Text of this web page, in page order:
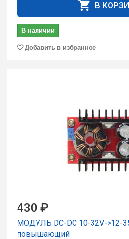
В
В наличии
Добавить в избранное
430 ₽
МОДУЛЬ DC-DC 10-32V->12-
повышающий